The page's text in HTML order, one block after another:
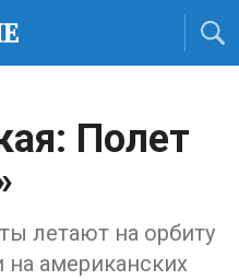
Полет
летают на орбиту
на американских